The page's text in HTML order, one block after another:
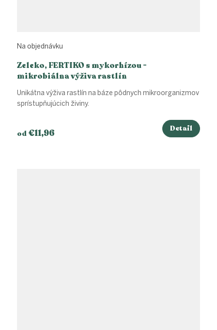
Zeleko, FERTIKO s mykorhízou -
mikrobiálna výživa rastlín
Na objednávku
od €11,96 Detail
Unikátna výživa rastlín na báze pôdnych mikroorganizmov
sprístupňujúcich živiny.